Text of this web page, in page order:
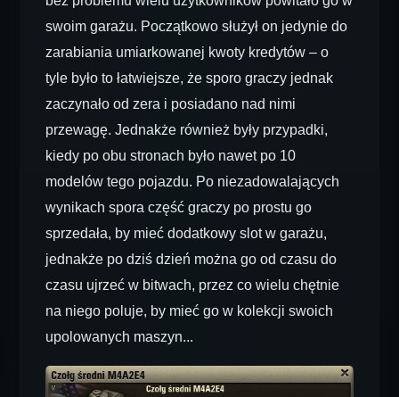
swoim garażu. Początkowo służył on jedynie do
zarabiania umiarkowanej kwoty kredytów – o
tyle było to łatwiejsze, że sporo graczy jednak
zaczynało od zera i posiadano nad nimi
przewagę. Jednakże również były przypadki,
kiedy po obu stronach było nawet po 10
modelów tego pojazdu. Po niezadowalających
wynikach spora część graczy po prostu go
sprzedała, by mieć dodatkowy slot w garażu,
jednakże po dziś dzień można go od czasu do
czasu ujrzeć w bitwach, przez co wielu chętnie
na niego poluje, by mieć go w kolekcji swoich
upolowanych maszyn...